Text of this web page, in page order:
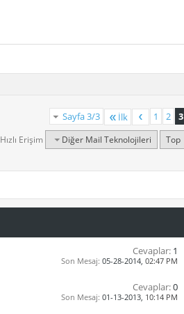
Sayfa 3/3 İlk 1 2 3
Hızlı Erişim Diğer Mail Teknolojileri Top
Cevaplar: 1
Son Mesaj: 05-28-2014, 02:47 PM
Cevaplar:0
Son Mesaj: 01-13-2013, 10:14 PM